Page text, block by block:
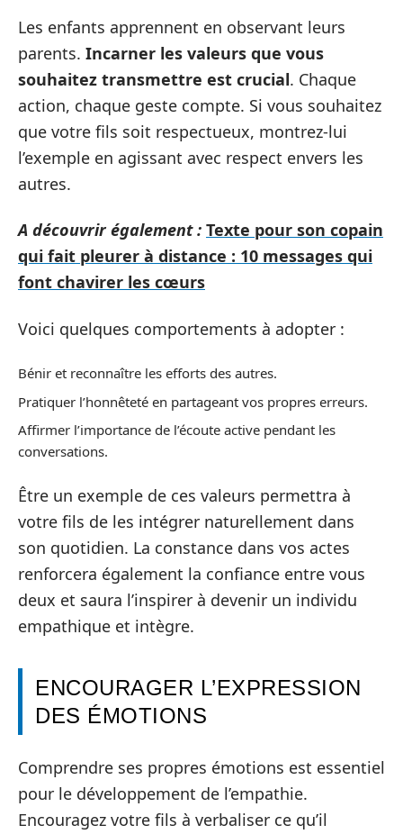
Les enfants apprennent en observant leurs
parents. Incarner les valeurs que vous
souhaitez transmettre est crucial. Chaque
action, chaque geste compte. Si vous souhaitez
que votre fils soit respectueux, montrez-lui
l’exemple en agissant avec respect envers les
autres.
A découvrir également : Texte pour son copain
qui fait pleurer à distance : 10 messages qui
font chavirer les cœurs
Voici quelques comportements à adopter :
Bénir et reconnaître les efforts des autres.
Pratiquer l’honnêteté en partageant vos propres erreurs.
Affirmer l’importance de l’écoute active pendant les
conversations.
Être un exemple de ces valeurs permettra à
votre fils de les intégrer naturellement dans
son quotidien. La constance dans vos actes
renforcera également la confiance entre vous
deux et saura l’inspirer à devenir un individu
empathique et intègre.
ENCOURAGER L’EXPRESSION
DES ÉMOTIONS
Comprendre ses propres émotions est essentiel
pour le développement de l’empathie.
Encouragez votre fils à verbaliser ce qu’il